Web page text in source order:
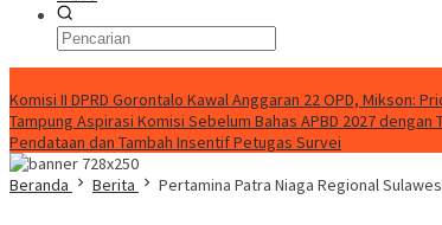
Komisi II DPRD Gorontalo Kawal Anggaran 22 OPD, Mikson:
Tampung Aspirasi Komisi Sebelum Bahas APBD 2027 dengan
Pendataan dan Tambah Insentif Petugas Survei
Beranda
Berita Pertamina Patra Niaga Regional